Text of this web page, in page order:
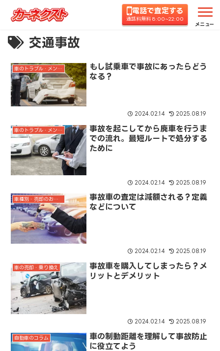
電話で査定する
通話料無料 8:00~22:00
メニュー
交通事故
車のトラブル・メンテナンス
もし試乗車で事故にあったらどう
なる？
2024.02.14 2025.08.19
車のトラブル・メンテナンス
事故を起こしてから廃車を行うま
での流れ。最短ルートで処分する
ために
2024.02.14 2025.08.19
車種別・売却のお得情報
事故車の査定は減額される？定義
などについて
2024.02.14 2025.08.19
車の売却・乗り換え
事故車を購入してしまったら？メ
リットとデメリット
2024.02.14 2025.08.19
自動車のコラム
車の制動距離を理解して事故防止
に役立てよう